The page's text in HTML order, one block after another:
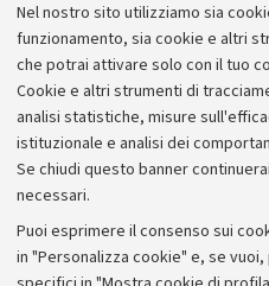
Nel nostro sito utilizziamo sia
funzionamento, sia cookie e altri
che potrai attivare solo con il tuo
Cookie e altri strumenti di
analisi statistiche, misure
istituzionale e analisi dei
Se chiudi questo banner
necessari.
Puoi esprimere il consenso sui
in "Personalizza cookie" e, se